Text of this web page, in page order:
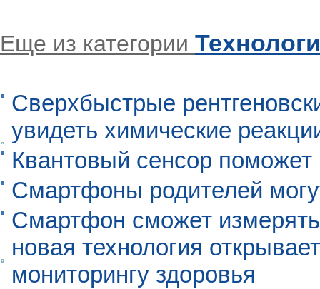
Еще из категории
Сверхбыстрые
увидеть химические
Квантовый сенсор
Смартфоны родителей
Смартфон сможет
новая технология
мониторингу здоровья